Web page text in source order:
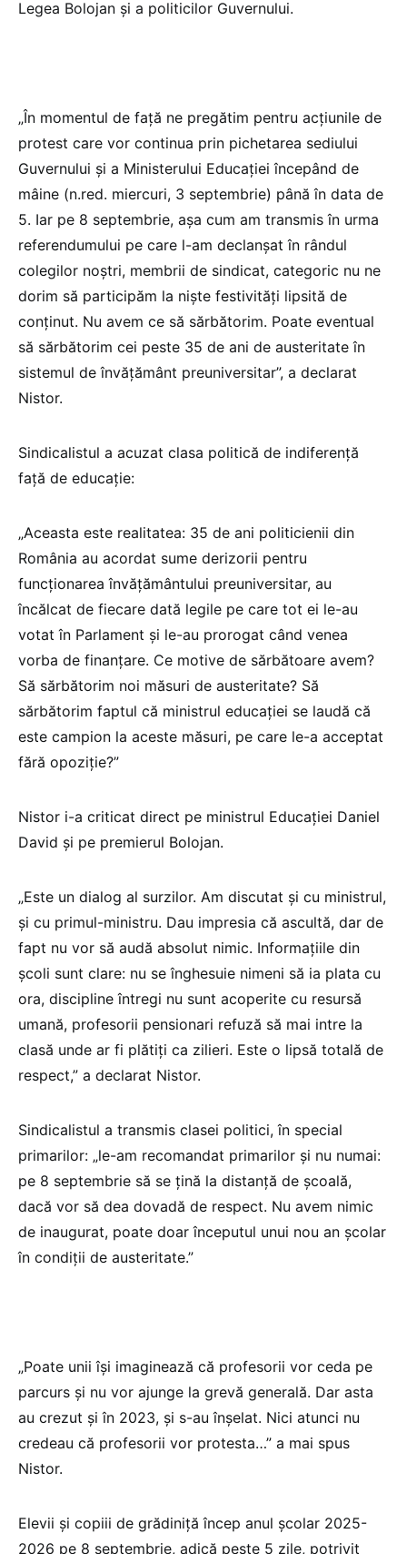
Legea Bolojan și a politicilor Guvernului.
„În momentul de față ne pregătim pentru acțiunile de
protest care vor continua prin pichetarea sediului
Guvernului și a Ministerului Educației începând de
mâine (n.red. miercuri, 3 septembrie) până în data de
5. Iar pe 8 septembrie, așa cum am transmis în urma
referendumului pe care l-am declanșat în rândul
colegilor noștri, membrii de sindicat, categoric nu ne
dorim să participăm la niște festivități lipsită de
conținut. Nu avem ce să sărbătorim. Poate eventual
să sărbătorim cei peste 35 de ani de austeritate în
sistemul de învățământ preuniversitar”, a declarat
Nistor.
Sindicalistul a acuzat clasa politică de indiferență
față de educație:
„Aceasta este realitatea: 35 de ani politicienii din
România au acordat sume derizorii pentru
funcționarea învățământului preuniversitar, au
încălcat de fiecare dată legile pe care tot ei le-au
votat în Parlament și le-au prorogat când venea
vorba de finanțare. Ce motive de sărbătoare avem?
Să sărbătorim noi măsuri de austeritate? Să
sărbătorim faptul că ministrul educației se laudă că
este campion la aceste măsuri, pe care le-a acceptat
fără opoziție?”
Nistor i-a criticat direct pe ministrul Educației Daniel
David și pe premierul Bolojan.
„Este un dialog al surzilor. Am discutat și cu ministrul,
și cu primul-ministru. Dau impresia că ascultă, dar de
fapt nu vor să audă absolut nimic. Informațiile din
școli sunt clare: nu se înghesuie nimeni să ia plata cu
ora, discipline întregi nu sunt acoperite cu resursă
umană, profesorii pensionari refuză să mai intre la
clasă unde ar fi plătiți ca zilieri. Este o lipsă totală de
respect,” a declarat Nistor.
Sindicalistul a transmis clasei politici, în special
primarilor: „le-am recomandat primarilor și nu numai:
pe 8 septembrie să se țină la distanță de școală,
dacă vor să dea dovadă de respect. Nu avem nimic
de inaugurat, poate doar începutul unui nou an școlar
în condiții de austeritate.”
„Poate unii își imaginează că profesorii vor ceda pe
parcurs și nu vor ajunge la grevă generală. Dar asta
au crezut și în 2023, și s-au înșelat. Nici atunci nu
credeau că profesorii vor protesta…” a mai spus
Nistor.
Elevii și copiii de grădiniță încep anul școlar 2025-
2026 pe 8 septembrie, adică peste 5 zile, potrivit